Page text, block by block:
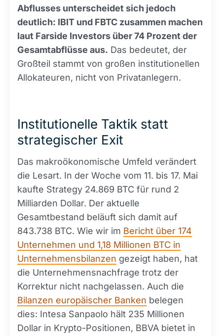
Abflusses unterscheidet sich jedoch
deutlich: IBIT und FBTC zusammen machen
laut Farside Investors über 74 Prozent der
Gesamtabflüsse aus. Das bedeutet, der
Großteil stammt von großen institutionellen
Allokateuren, nicht von Privatanlegern.
Institutionelle Taktik statt
strategischer Exit
Das makroökonomische Umfeld verändert
die Lesart. In der Woche vom 11. bis 17. Mai
kaufte Strategy 24.869 BTC für rund 2
Milliarden Dollar. Der aktuelle
Gesamtbestand beläuft sich damit auf
843.738 BTC. Wie wir im Bericht über 174
Unternehmen und 1,18 Millionen BTC in
Unternehmensbilanzen gezeigt haben, hat
die Unternehmensnachfrage trotz der
Korrektur nicht nachgelassen. Auch die
Bilanzen europäischer Banken belegen
dies: Intesa Sanpaolo hält 235 Millionen
Dollar in Krypto-Positionen, BBVA bietet in